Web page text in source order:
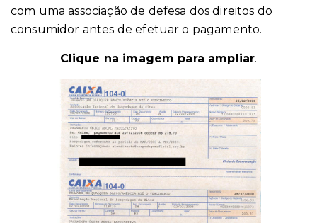
com uma associação de defesa dos direitos do
consumidor antes de efetuar o pagamento.
Clique na imagem para ampliar.